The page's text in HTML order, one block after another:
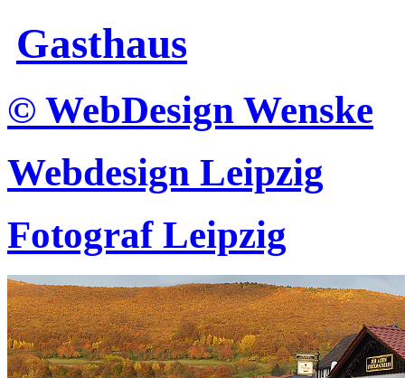
Gasthaus
© WebDesign Wenske
Webdesign Leipzig
Fotograf Leipzig